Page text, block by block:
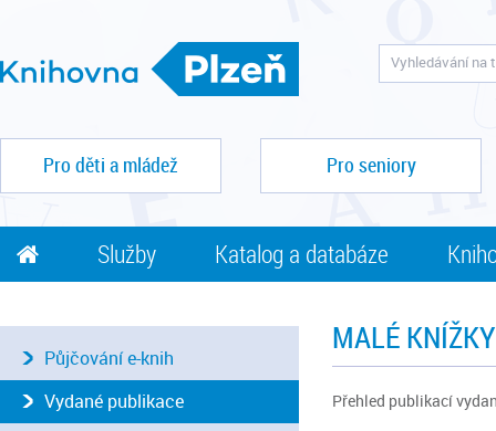
Pro děti a mládež Pro seniory
Služby Katalog a databáze
MALÉ
Přehled publikací
Půjčování e-knih
Vydané publikace